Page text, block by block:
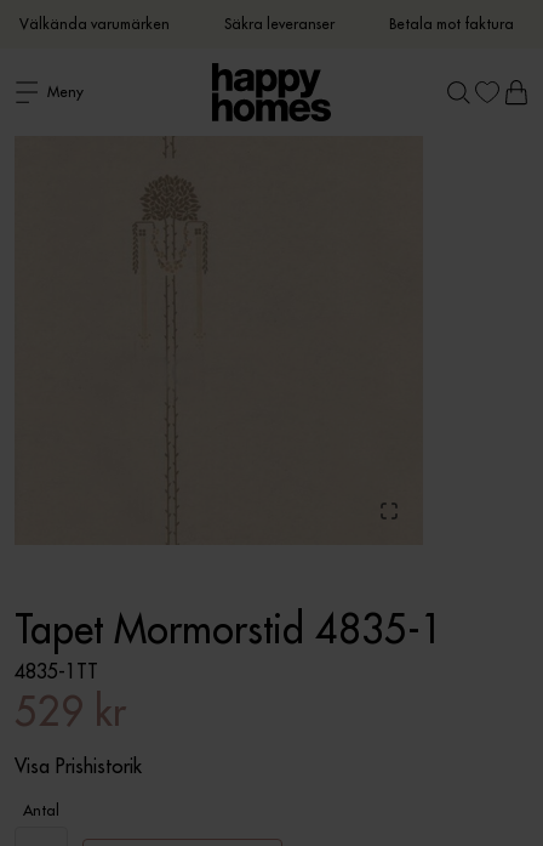
Välkända varumärken Säkra leveranser Betala mot faktura
Meny
Tapet Mormorstid 4835-1
4835-1TT
529 kr
Visa Prishistorik
Antal